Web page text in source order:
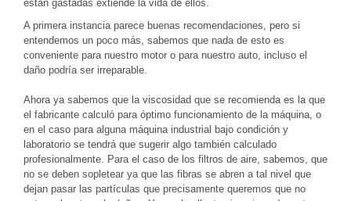
están gastadas extiende la vida de ellos.
A primera instancia parece buenas recomendaciones, pero si
entendemos un poco más, sabemos que nada de esto es
conveniente para nuestro motor o para nuestro auto, incluso el
daño podría ser irreparable.
Ahora ya sabemos que la viscosidad que se recomienda es la que
el fabricante calculó para óptimo funcionamiento de la máquina, o
en el caso para alguna máquina industrial bajo condición y
laboratorio se tendrá que sugerir algo también calculado
profesionalmente. Para el caso de los filtros de aire, sabemos, que
no se deben sopletear ya que las fibras se abren a tal nivel que
dejan pasar las partículas que precisamente queremos que no